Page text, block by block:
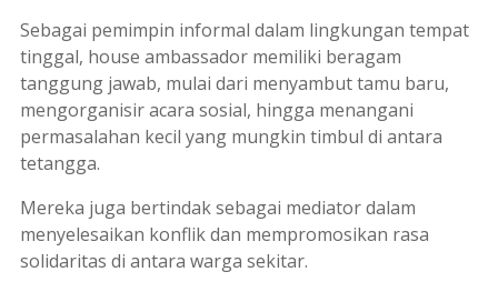
Sebagai pemimpin informal dalam lingkungan tempat
tinggal, house ambassadormemiliki beragam
tanggung jawab, mulai dari menyambut tamu baru,
mengorganisir acara sosial, hingga menangani
permasalahan kecil yang mungkin timbul di antara
tetangga.
Mereka juga bertindak sebagai mediator dalam
menyelesaikan konflik dan mempromosikan rasa
solidaritas di antara warga sekitar.